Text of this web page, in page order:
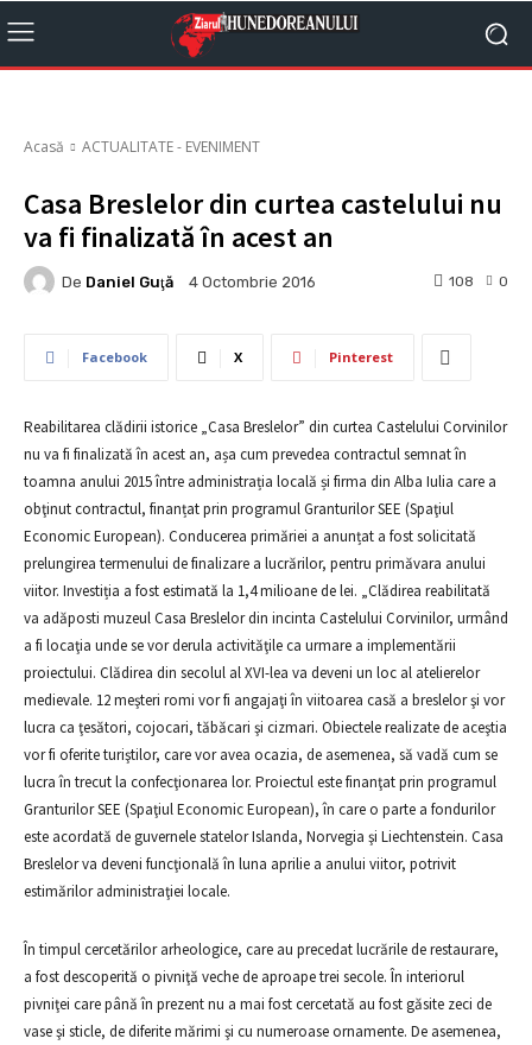
Acasă ACTUALITATE - EVENIMENT
Casa Breslelor din curtea castelului nu
va fi finalizată în acest an
De Daniel Guţă 4 Octombrie 2016 0
108
Facebook X Pinterest
Reabilitarea clădirii istorice „Casa Breslelor” din curtea Castelului Corvinilor
nu va fi finalizată în acest an, așa cum prevedea contractul semnat în
toamna anului 2015 între administrația locală și firma din Alba Iulia care a
obţinut contractul, finanțat prin programul Granturilor SEE (Spaţiul
Economic European). Conducerea primăriei a anunțat a fost solicitată
prelungirea termenului de finalizare a lucrărilor, pentru primăvara anului
viitor. Investiția a fost estimată la 1,4 milioane de lei. „Clădirea reabilitată
va adăposti muzeul Casa Breslelor din incinta Castelului Corvinilor, urmând
a fi locaţia unde se vor derula activităţile ca urmare a implementării
proiectului. Clădirea din secolul al XVI-lea va deveni un loc al atelierelor
medievale. 12 meşteri romi vor fi angajaţi în viitoarea casă a breslelor şi vor
lucra ca ţesători, cojocari, tăbăcari şi cizmari. Obiectele realizate de aceştia
vor fi oferite turiştilor, care vor avea ocazia, de asemenea, să vadă cum se
lucra în trecut la confecţionarea lor. Proiectul este finanţat prin programul
Granturilor SEE (Spaţiul Economic European), în care o parte a fondurilor
este acordată de guvernele statelor Islanda, Norvegia şi Liechtenstein. Casa
Breslelor va deveni funcţională în luna aprilie a anului viitor, potrivit
estimărilor administraţiei locale.
În timpul cercetărilor arheologice, care au precedat lucrările de restaurare,
a fost descoperită o pivniţă veche de aproape trei secole. În interiorul
pivniţei care până în prezent nu a mai fost cercetată au fost găsite zeci de
vase şi sticle, de diferite mărimi şi cu numeroase ornamente. De asemenea,